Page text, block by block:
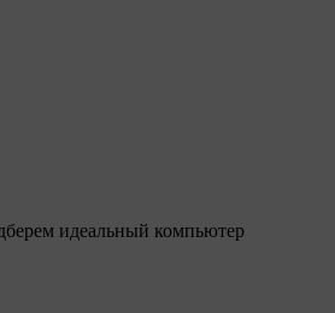
идеальный компьютер